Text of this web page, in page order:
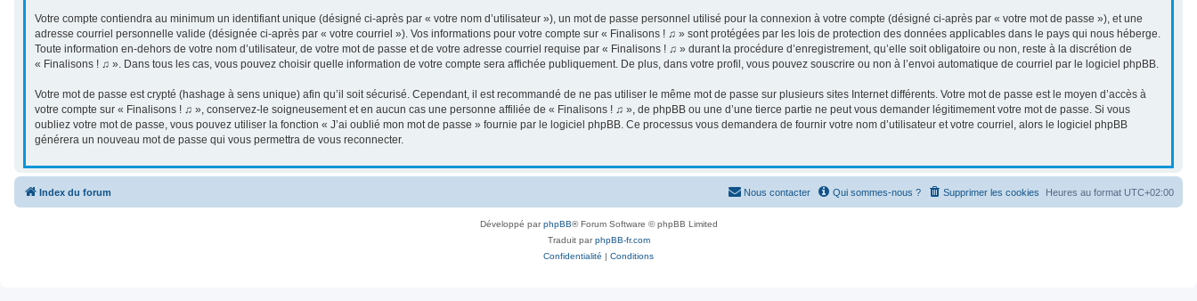
Votre compte contiendra au minimum un identifiant unique (désigné ci-après par « votre nom d’utilisateur »), un mot de passe personnel utilisé pour la connexion à votre compte (désigné ci-après par « votre mot de passe »), et une
adresse courriel personnelle valide (désignée ci-après par « votre courriel »). Vos informations pour votre compte sur « Finalisons ! ♫ » sont protégées par les lois de protection des données applicables dans le pays qui nous héberge.
Toute information en-dehors de votre nom d’utilisateur, de votre mot de passe et de votre adresse courriel requise par « Finalisons ! ♫ » durant la procédure d’enregistrement, qu’elle soit obligatoire ou non, reste à la discrétion de
« Finalisons ! ♫ ». Dans tous les cas, vous pouvez choisir quelle information de votre compte sera affichée publiquement. De plus, dans votre profil, vous pouvez souscrire ou non à l’envoi automatique de courriel par le logiciel phpBB.
Votre mot de passe est crypté (hashage à sens unique) afin qu’il soit sécurisé. Cependant, il est recommandé de ne pas utiliser le même mot de passe sur plusieurs sites Internet différents. Votre mot de passe est le moyen d’accès à
votre compte sur « Finalisons ! ♫ », conservez-le soigneusement et en aucun cas une personne affiliée de « Finalisons ! ♫ », de phpBB ou une d’une tierce partie ne peut vous demander légitimement votre mot de passe. Si vous
oubliez votre mot de passe, vous pouvez utiliser la fonction « J’ai oublié mon mot de passe » fournie par le logiciel phpBB. Ce processus vous demandera de fournir votre nom d’utilisateur et votre courriel, alors le logiciel phpBB
générera un nouveau mot de passe qui vous permettra de vous reconnecter.
Index du forum Heures au format UTC+02:00
Supprimer les cookies
Qui sommes-nous ?
Nous contacter
Développé parphpBB® Forum Software © phpBB Limited
Traduit parphpBB-fr.com
Confidentialité | Conditions